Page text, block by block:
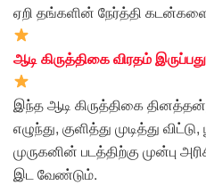
ஏறி தங்களின் நேர்த்தி
ஆடி கிருத்திகை விரதம்
இந்த ஆடி கிருத்திகை
எழுந்து, குளித்து முடித்து
முருகனின் படத்திற்கு முன்பு
இட வேண்டும்.